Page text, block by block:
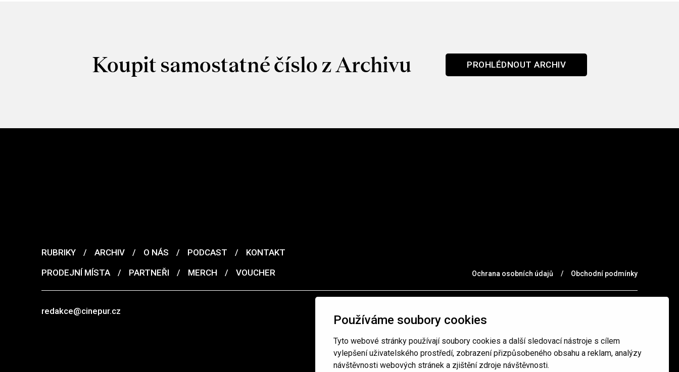
Používáme soubory cookies
Tyto webové stránky používají soubory cookies a další sledovací nástroje s cílem
vylepšení uživatelského prostředí, zobrazení přizpůsobeného obsahu a reklam, analýzy
návštěvnosti webových stránek a zjištění zdroje návštěvnosti.
Koupit samostatné číslo z Archivu PROHLÉDNOUT ARCHIV
RUBRIKY / ARCHIV / O NÁS / PODCAST /
KONTAKT
PRODEJNÍ MÍSTA
/ PARTNEŘI / MERCH / VOUCHER Ochrana osobních údajů / Obchodní podmínky
redakce@cinepur.cz